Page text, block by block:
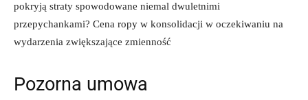
pokryją straty spowodowane niemal dwuletnimi
przepychankami? Cena ropy w konsolidacji w oczekiwaniu na
wydarzenia zwiększające zmienność
Pozorna umowa